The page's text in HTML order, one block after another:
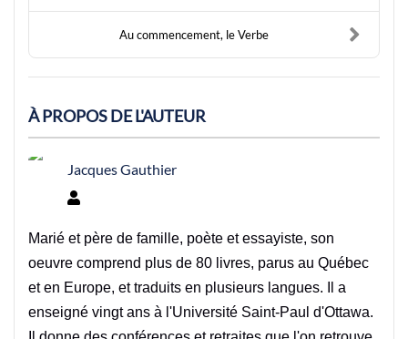
Au commencement, le Verbe
À PROPOS DE L'AUTEUR
Jacques Gauthier
Jacques Gauthier
Marié et père de famille, poète et essayiste, son
oeuvre comprend plus de 80 livres, parus au Québec
et en Europe, et traduits en plusieurs langues. Il a
enseigné vingt ans à l'Université Saint-Paul d'Ottawa.